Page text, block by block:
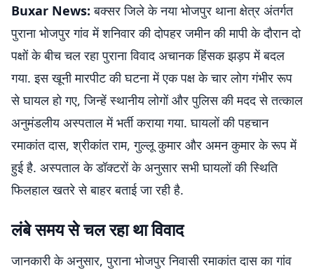
Buxar News: बक्सर जिले के नया भोजपुर थाना क्षेत्र अंतर्गत
पुराना भोजपुर गांव में शनिवार की दोपहर जमीन की मापी के दौरान दो
पक्षों के बीच चल रहा पुराना विवाद अचानक हिंसक झड़प में बदल
गया. इस खूनी मारपीट की घटना में एक पक्ष के चार लोग गंभीर रूप
से घायल हो गए, जिन्हें स्थानीय लोगों और पुलिस की मदद से तत्काल
अनुमंडलीय अस्पताल में भर्ती कराया गया. घायलों की पहचान
रमाकांत दास, श्रीकांत राम, गुल्लू कुमार और अमन कुमार के रूप में
हुई है. अस्पताल के डॉक्टरों के अनुसार सभी घायलों की स्थिति
फिलहाल खतरे से बाहर बताई जा रही है.
लंबे समय से चल रहा था विवाद
जानकारी के अनुसार, पुराना भोजपुर निवासी रमाकांत दास का गांव